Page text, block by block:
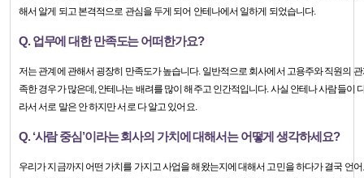
해서 알게 되고 본격적으로 관심을 두게 되어 안테나에서 일하게 되었습니다.
Q. 업무에 대한 만족도는 어떠한가요?
저는 관계에 관해서 굉장히 만족도가 높습니다. 일반적으로 회사에서 고용주와 직원의
족한 경우가 많은데, 안테나는 배려를 많이 해주고 인간적입니다. 사실 안테나 사람들이
라서 서로 말은 안 하지만 서로 다 알고 있어요.
Q. ‘사람 중심’이라는 회사의 가치에 대해서는 어떻게 생각하세요?
우리가 지금까지 어떤 가치를 가지고 사업을 해왔는지에 대해서 고민을 하다가 결국 언어